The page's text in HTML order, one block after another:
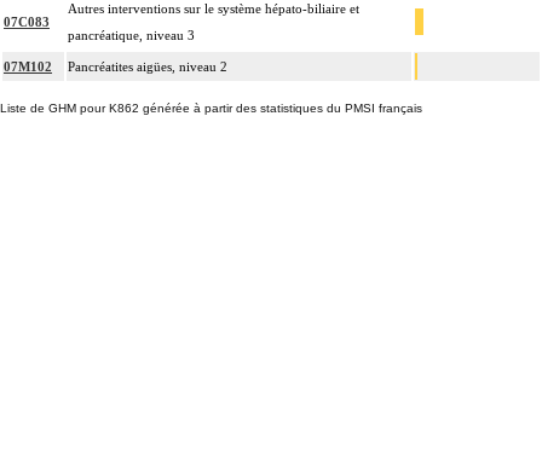
07C083
Autres interventions sur le système hépato-biliaire et
pancréatique, niveau 3
07M102 Pancréatites aigües, niveau 2
Liste de GHM pour K862 générée à partir des statistiques du PMSI français